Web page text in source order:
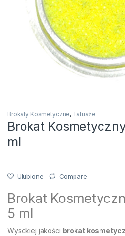
Brokaty Kosmetyczne, Tatuaże
Brokat
ml
Ulubione Compare
Brokat
5 ml
Wysokiej jakości brokat